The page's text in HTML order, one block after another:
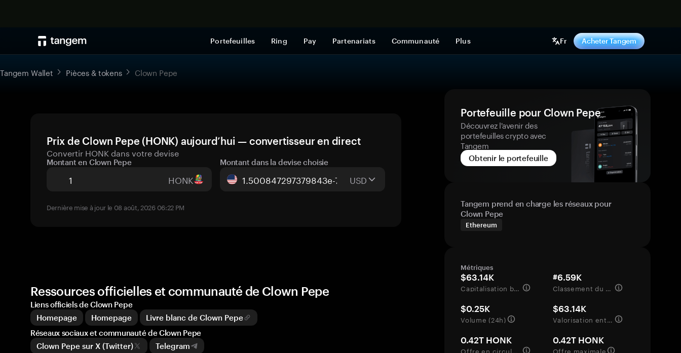
Portefeuilles Ring Pay Partenariats Communauté Plus Fr Acheter Tangem
Tangem Wallet Pièces & tokens Clown Pepe
Prix de Clown Pepe (HONK) aujourd’hui — convertisseur en direct
Convertir HONK dans votre devise
Montant en Clown Pepe
HONK
Montant dans la devise choisie
USD
Dernière mise à jour le 08 août, 2026 06:22 PM
Portefeuille pour Clown Pepe
Découvrez l'avenir des
portefeuilles crypto avec
Tangem
Obtenir le portefeuille
Tangem prend en charge les réseaux pour
Clown Pepe
Ethereum
Métriques
$63.14K
Capitalisation boursière
#6.59K
Classement du marché
$0.25K
Volume (24h)
$63.14K
Valorisation entièrement diluée
0.42T HONK
Offre en circulation
0.42T HONK
Offre maximale
Ressources officielles et communauté de Clown Pepe
Liens officiels de Clown Pepe
Homepage
Homepage
Livre blanc de Clown Pepe
Réseaux sociaux et communauté de Clown Pepe
Clown Pepe sur X (Twitter)
Telegram